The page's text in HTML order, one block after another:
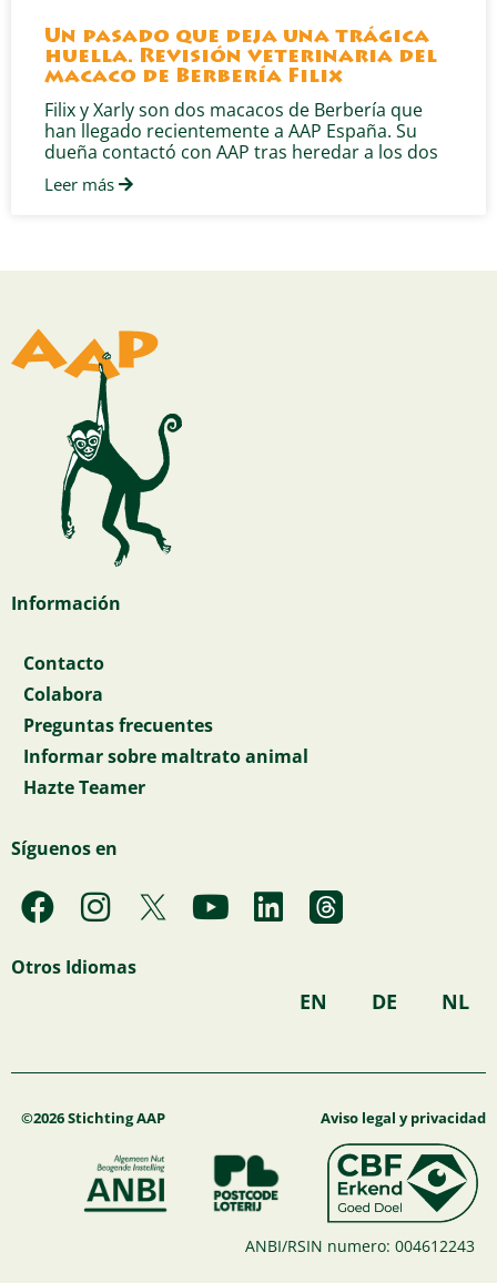
Un pasado que deja una trágica
huella. Revisión veterinaria del
macaco de Berbería Filix
Filix y Xarly son dos macacos de Berbería que
han llegado recientemente a AAP España. Su
dueña contactó con AAP tras heredar a los dos
Leer más
Información
Contacto
Colabora
Preguntas frecuentes
Informar sobre maltrato animal
Hazte Teamer
Síguenos en
F
a
c
o
k
I
n
s
g
a
m
Y
o
b
L
i
d
Otros Idiomas
EN DE NL
©2026 Stichting AAP Aviso legal y privacidad
ANBI/RSIN numero: 004612243